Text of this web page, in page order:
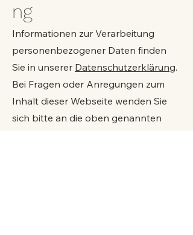
ng
Informationen zur Verarbeitung
personenbezogener Daten finden
Sie in unserer Datenschutzerklärung.
Bei Fragen oder Anregungen zum
Inhalt dieser Webseite wenden Sie
sich bitte an die oben genannten